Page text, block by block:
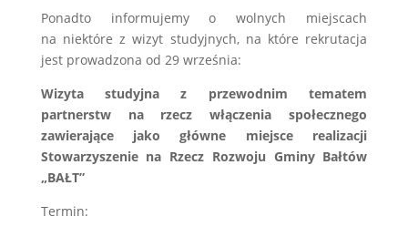
Ponadto informujemy o wolnych miejscach
na niektóre z wizyt studyjnych, na które rekrutacja
jest prowadzona od 29 września:
Wizyta studyjna z przewodnim tematem
partnerstw na rzecz włączenia społecznego
zawierające jako główne miejsce realizacji
Stowarzyszenie na Rzecz Rozwoju Gminy Bałtów
„BAŁT”
Termin: